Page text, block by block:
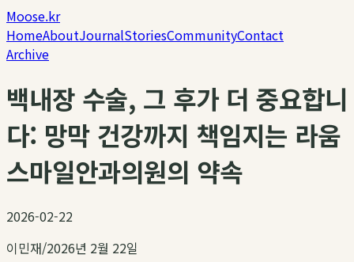
Moose.kr
HomeAboutJournalStoriesCommunityContact
Archive
백내장 수술, 그 후가 더 중요합니
다: 망막 건강까지 책임지는 라움
스마일안과의원의 약속
2026-02-22
이민재/2026년 2월 22일